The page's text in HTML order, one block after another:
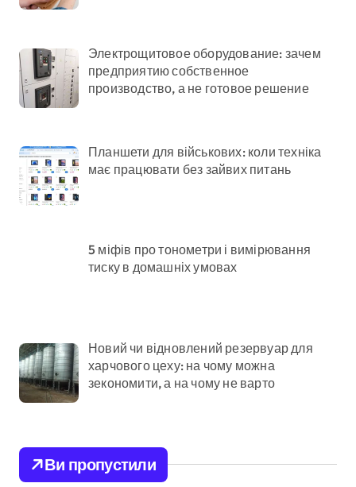
Электрощитовое оборудование: зачем
предприятию собственное
производство, а не готовое решение
Планшети для військових: коли техніка
має працювати без зайвих питань
5 міфів про тонометри і вимірювання
тиску в домашніх умовах
Новий чи відновлений резервуар для
харчового цеху: на чому можна
зекономити, а на чому не варто
Ви пропустили